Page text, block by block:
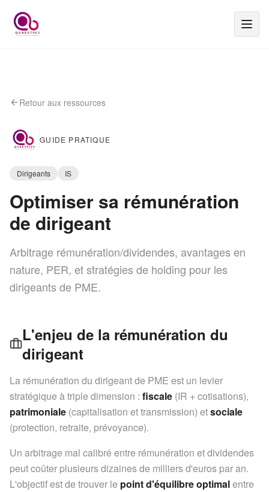
Retour aux ressources
GUIDE PRATIQUE
Dirigeants IS
Optimiser sa rémunération
de dirigeant
Arbitrage rémunération/dividendes, avantages en
nature, PER, et stratégies de holding pour les
dirigeants de PME.
L'enjeu de la rémunération du
dirigeant
La rémunération du dirigeant de PME est un levier
stratégique à triple dimension : fiscale (IR + cotisations),
patrimoniale (capitalisation et transmission) etsociale
(protection, retraite, prévoyance).
Un arbitrage mal calibré entre rémunération et dividendes
peut coûter plusieurs dizaines de milliers d'euros par an.
L'objectif est de trouver le point d'équilibre optimalentre